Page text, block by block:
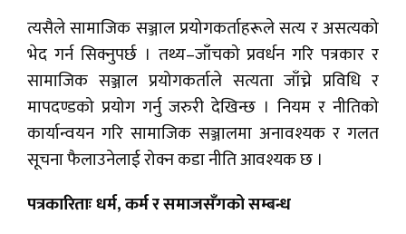
त्यसैले सामाजिक सञ्जाल प्रयोगकर्ताहरूले सत्य र असत्यको
भेद गर्न सिक्नुपर्छ । तथ्य–जाँचको प्रवर्धन गरि पत्रकार र
सामाजिक सञ्जाल प्रयोगकर्ताले सत्यता जाँच्ने प्रविधि र
मापदण्डको प्रयोग गर्नु जरुरी देखिन्छ । नियम र नीतिको
कार्यान्वयन गरि सामाजिक सञ्जालमा अनावश्यक र गलत
सूचना फैलाउनेलाई रोक्न कडा नीति आवश्यक छ ।
पत्रकारिताः धर्म, कर्म र समाजसँगको सम्बन्ध